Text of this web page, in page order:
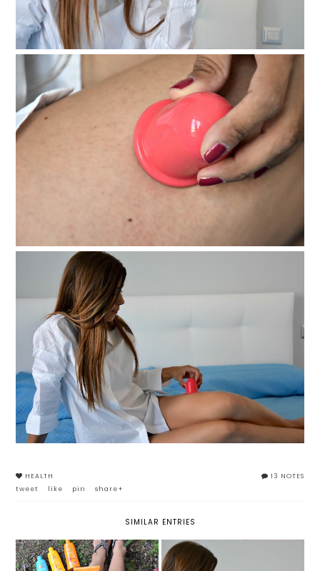
13 NOTES
HEALTH
tweet
like pin share+
SIMILAR ENTRIES